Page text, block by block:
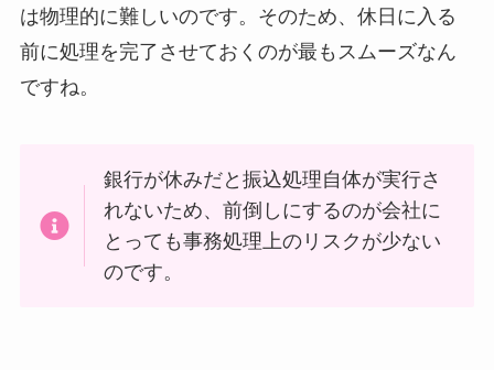
は物理的に難しいのです。そのため、休日に入る
前に処理を完了させておくのが最もスムーズなん
ですね。
銀行が休みだと振込処理自体が実行さ
れないため、前倒しにするのが会社に
とっても事務処理上のリスクが少ない
のです。